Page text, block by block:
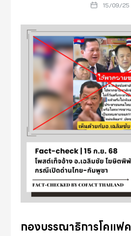
15/09/25
กองบรรณาธิการโคแฟค